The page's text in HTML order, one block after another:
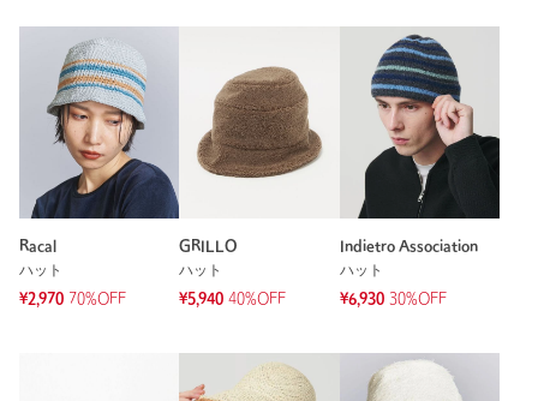
Racal
ハット
¥2,970 70%OFF
GRILLO
ハット
¥5,940 40%OFF
Indietro Association
ハット
¥6,930 30%OFF